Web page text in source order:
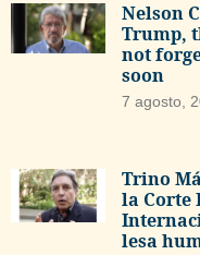
Nelson
Trump,
not
soon
7 agosto,
Trino
la Corte
lesa